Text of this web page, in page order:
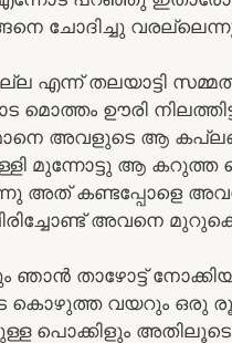
ചോദിച്ചു
എന്ന് തലയാട്ടി
മൊത്തം ഊരി
അവളുടെ ആ
മുന്നോട്ടു ആ കറുത്ത
അത് കണ്ടപ്പോളെ അവൻ
അവനെ മുറുക്കെ
ഞാൻ താഴോട്ട്
കൊഴുത്ത വയറും ഒരു
പൊക്കിളും